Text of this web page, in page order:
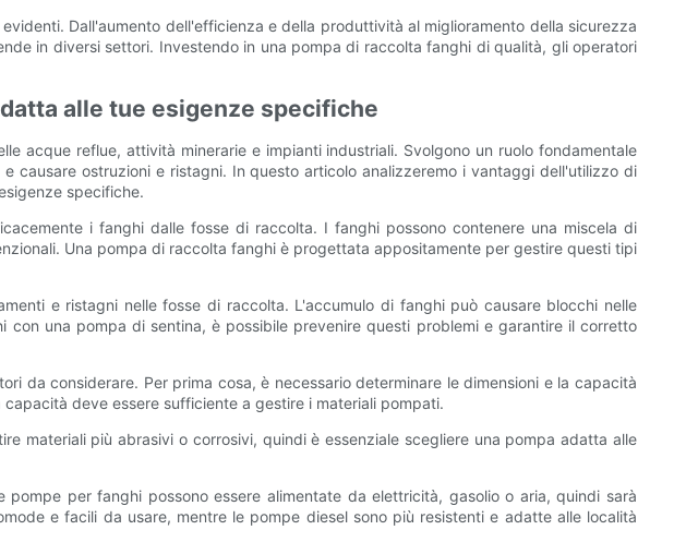
Dall'aumento dell'efficienza e della produttività al miglioramento della sicurezza
in diversi settori. Investendo in una pompa di raccolta fanghi di qualità, gli operatori
alle tue esigenze specifiche
acque reflue, attività minerarie e impianti industriali. Svolgono un ruolo fondamentale
causare ostruzioni e ristagni. In questo articolo analizzeremo i vantaggi dell'utilizzo di
specifiche.
i fanghi dalle fosse di raccolta. I fanghi possono contenere una miscela di
Una pompa di raccolta fanghi è progettata appositamente per gestire questi tipi
e ristagni nelle fosse di raccolta. L'accumulo di fanghi può causare blocchi nelle
una pompa di sentina, è possibile prevenire questi problemi e garantire il corretto
da considerare. Per prima cosa, è necessario determinare le dimensioni e la capacità
deve essere sufficiente a gestire i materiali pompati.
materiali più abrasivi o corrosivi, quindi è essenziale scegliere una pompa adatta alle
per fanghi possono essere alimentate da elettricità, gasolio o aria, quindi sarà
e facili da usare, mentre le pompe diesel sono più resistenti e adatte alle località